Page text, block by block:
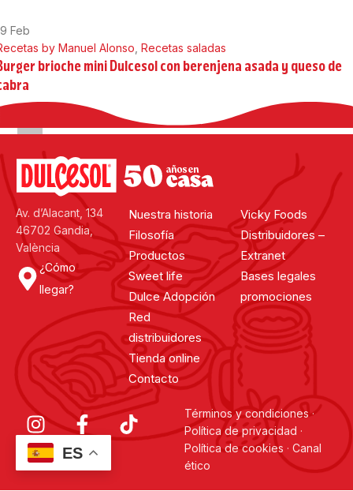
Feb
by Manuel Alonso Recetas saladas
brioche mini Dulcesol con berenjena asada y queso de
chef Manuel Alonso ha creado para Dulcesol una hamburguesa
con los burger brioche mini de Dulcesol. ¡Disfrútala!
leyendo
Av. d’Alacant, 134
46702 Gandia,
València
¿Cómo
llegar?
Nuestra historia
Filosofía
Productos
Sweet life
Dulce Adopción
Red
distribuidores
Tienda online
Contacto
Vicky Foods
Distribuidores –
Extranet
Bases legales
promociones
Términos y condiciones·
Política de privacidad ·
Política de cookies · Canal
ético
ES